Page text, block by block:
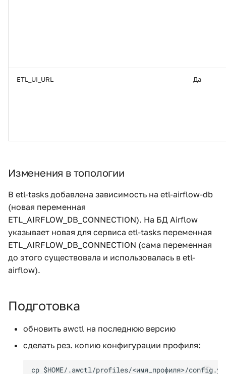
ETL_UI_URL Да
Изменения в топологии
В etl-tasks добавлена зависимость на etl-airflow-db
(новая переменная
ETL_AIRFLOW_DB_CONNECTION). На БД Airflow
указывает новая для сервиса etl-tasks переменная
ETL_AIRFLOW_DB_CONNECTION (сама переменная
до этого существовала и использовалась в etl-
airflow).
Подготовка
обновить awctl на последнюю версию
сделать рез. копию конфигурации профиля: